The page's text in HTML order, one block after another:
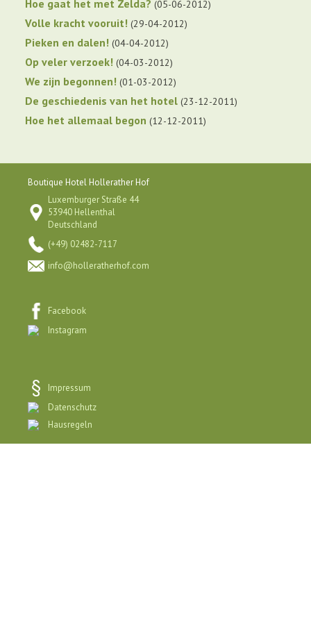
Hoe gaat het met Zelda? 05-06-2012
Volle kracht vooruit! 29-04-2012
Pieken en dalen! 04-04-2012
Op veler verzoek! 04-03-2012
We zijn begonnen! 01-03-2012
De geschiedenis van het hotel 23-12-2011
Hoe het allemaal begon 12-12-2011
Boutique Hotel Hollerather Hof
Luxemburger Straße 44
53940 Hellenthal
Deutschland
(+49) 02482-7117
info@holleratherhof.com
Facebook
Instagram
Impressum
Datenschutz
Hausregeln